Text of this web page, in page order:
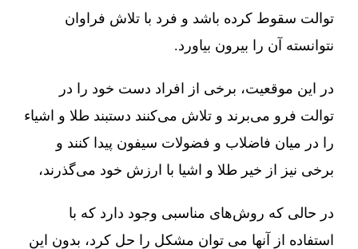
توالت سقوط کرده باشد و فرد با تلاش فراوان
نتوانسته آن را بیرون بیاورد.
در این موقعیت، برخی از افراد دست خود را در
توالت فرو می‌برند و تلاش می‌کنند دستبند طلا و اشیاء
را در میان فاضلاب و فضولات سیفون پیدا کنند و
برخی نیز از خیر طلا و اشیا با ارزش خود می‌گذرند،
در حالی که روش‌های مناسبی وجود دارد که با
استفاده از آنها می توان مشکل را حل کرد، بدون این